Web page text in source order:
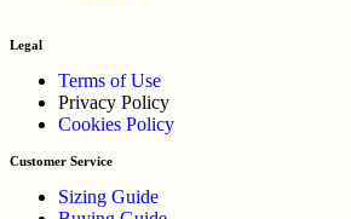
Legal
Terms of Use
Privacy Policy
Cookies Policy
Customer Service
Sizing Guide